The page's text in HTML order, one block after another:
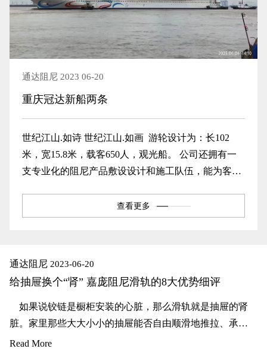
通达阻尼 2023 06-20
重庆冠达新船两条
世纪江山.如诗 世纪江山.如画 游轮设计为：长102
米，宽15.8米，载客650人，观光船。 公司还拥有一
支专业化的阻尼产品敷设设计和施工队伍，能为客户
计、生产、供货和施工一条龙的服务。公司热忱欢迎
各位新老顾客朋友光临惠顾！
查看更多
通达阻尼 2023-06-20
给抽屉换个“肾” 嘉庞阻尼滑轨的8大优势细评
如果说铰链是橱柜安装的心脏，那么滑轨就是抽屉的肾
脏。家里那些大大小小的抽屉能否自由顺滑地推拉、承重
如何，全靠抽屉滑轨的支撑。今日小编给大家评测的是嘉
Read More